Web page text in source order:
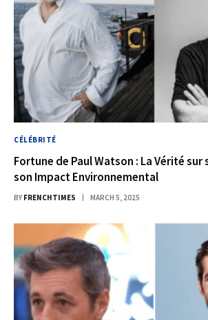
CÉLÉBRITÉ
Fortune de Paul Watson : La Vérité sur
son Impact Environnemental
BY FRENCHTIMES MARCH 5, 2025